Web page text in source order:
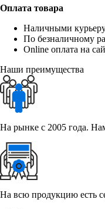
Оплата товара
Наличными
По безналичному
Online оплата на
Наши преимущества
На рынке с 2005 года.
На всю продукцию есть